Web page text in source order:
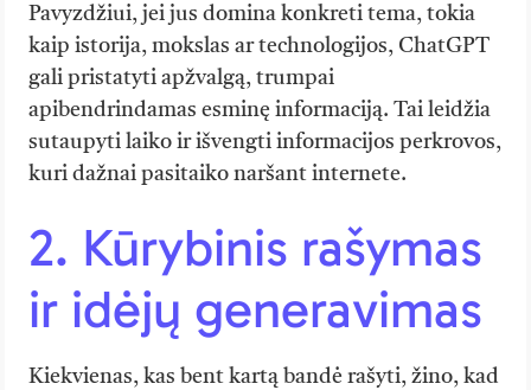
Pavyzdžiui, jei jus domina konkreti tema, tokia
kaip istorija, mokslas ar technologijos, ChatGPT
gali pristatyti apžvalgą, trumpai
apibendrindamas esminę informaciją. Tai leidžia
sutaupyti laiko ir išvengti informacijos perkrovos,
kuri dažnai pasitaiko naršant internete.
2. Kūrybinis rašymas
ir idėjų generavimas
Kiekvienas, kas bent kartą bandė rašyti, žino, kad